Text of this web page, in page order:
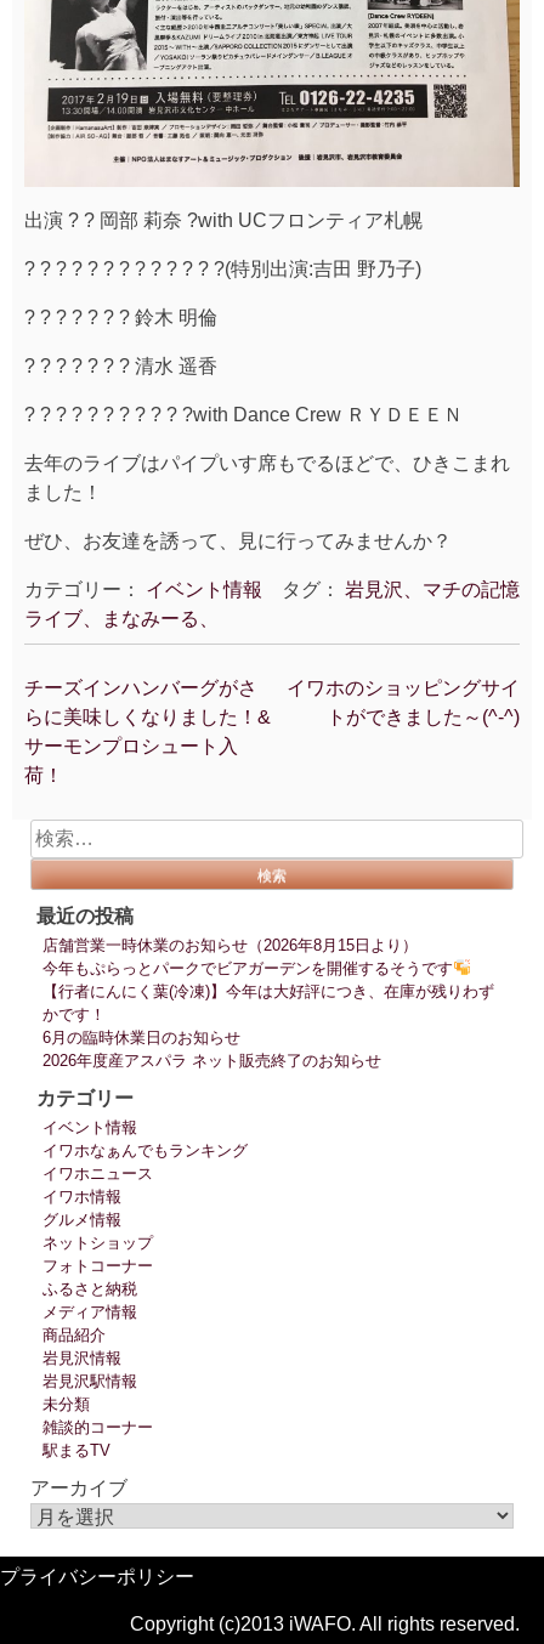
出演 ? ? 岡部 莉奈 ?with UCフロンティア札幌
? ? ? ? ? ? ? ? ? ? ? ? ?(特別出演:吉田 野乃子)
? ? ? ? ? ? ? 鈴木 明倫
? ? ? ? ? ? ? 清水 遥香
? ? ? ? ? ? ? ? ? ? ?with Dance Crew ＲＹＤＥＥＮ
去年のライブはパイプいす席もでるほどで、ひきこまれ
ました！
ぜひ、お友達を誘って、見に行ってみませんか？
カテゴリー： イベント情報 タグ： 岩見沢、マチの記憶
ライブ、まなみーる、
投
稿
ナ
ビ
ー
シ
ン
チーズインハンバーグがさ
らに美味しくなりました！&
サーモンプロシュート入
荷！
イワホのショッピングサイ
トができました～(^-^)
検
索:
最近の投稿
店舗営業一時休業のお知らせ（2026年8月15日より）
今年もぷらっとパークでビアガーデンを開催するそうです
【行者にんにく葉(冷凍)】今年は大好評につき、在庫が残りわず
かです！
6月の臨時休業日のお知らせ
2026年度産アスパラ ネット販売終了のお知らせ
カテゴリー
イベント情報
イワホなぁんでもランキング
イワホニュース
イワホ情報
グルメ情報
ネットショップ
フォトコーナー
ふるさと納税
メディア情報
商品紹介
岩見沢情報
岩見沢駅情報
未分類
雑談的コーナー
駅まるTV
アーカイブ
プライバシーポリシー
Copyright (c)2013 iWAFO. All rights reserved.